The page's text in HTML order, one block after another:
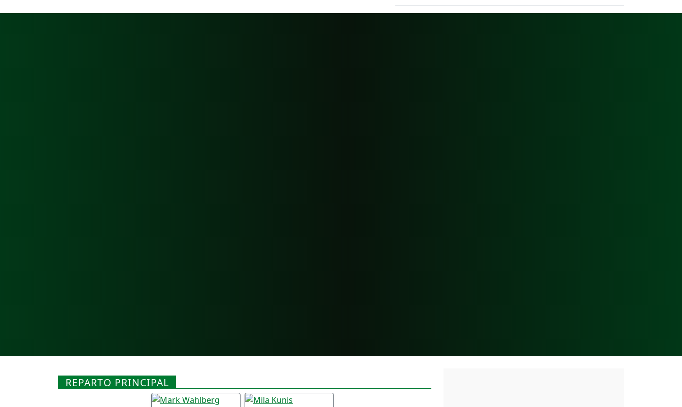
REPARTO PRINCIPAL